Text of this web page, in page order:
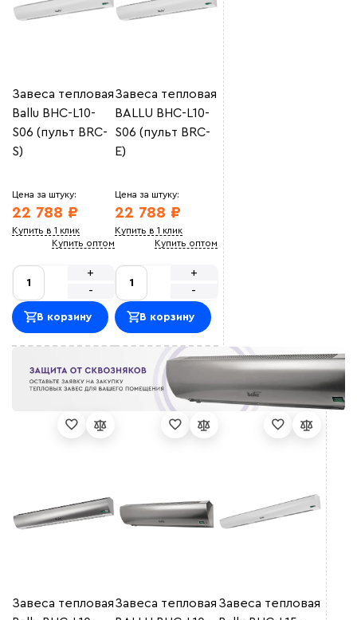
Завеса тепловая
Ballu BHC-L10-
S06 (пульт BRC-
S)
Цена за штуку:
22 788 ₽
Купить в 1 клик
Купить оптом
-
+
В корзину
Завеса тепловая
BALLU BHC-L10-
S06 (пульт BRC-
E)
Цена за штуку:
22 788 ₽
Купить в 1 клик
Купить оптом
-
+
В корзину
Завеса тепловаяЗавеса тепловая Завеса тепловая